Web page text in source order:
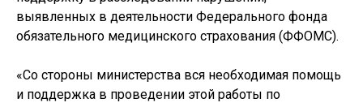
выявленных в деятельности Федерального фонда
обязательного медицинского страхования (ФФОМС).
«Со стороны министерства вся необходимая помощь
и поддержка в проведении этой работы по